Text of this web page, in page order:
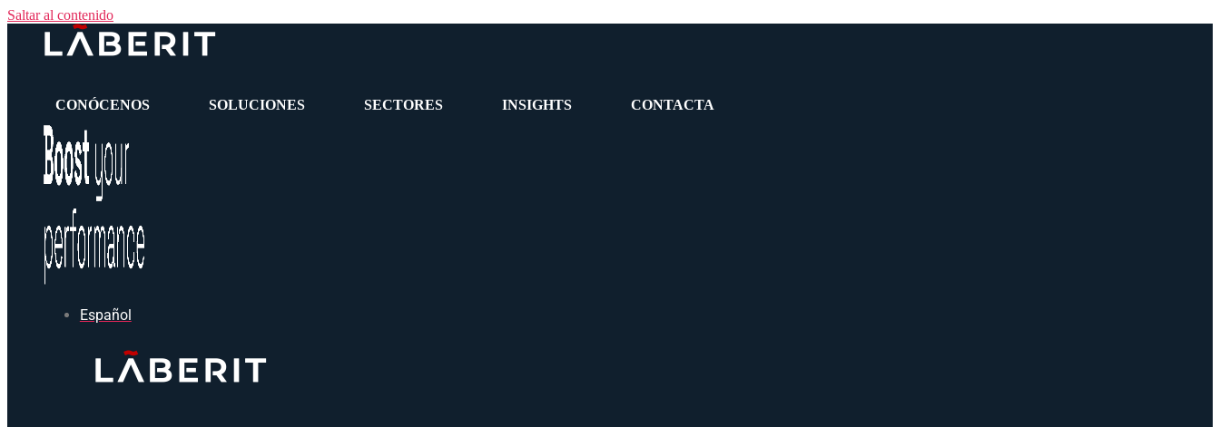
Saltar al contenido
CONÓCENOS SOLUCIONES SECTORES INSIGHTS CONTACTA
Español